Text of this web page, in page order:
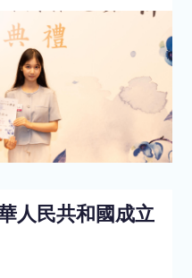
人民共和國成立